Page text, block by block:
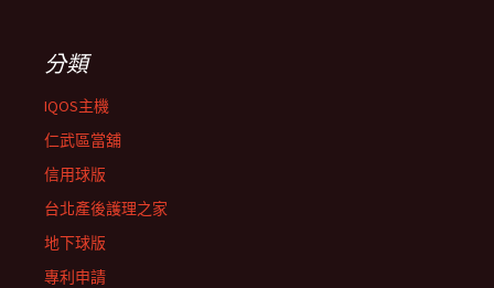
分類
IQOS主機
仁武區當舖
信用球版
台北產後護理之家
地下球版
專利申請